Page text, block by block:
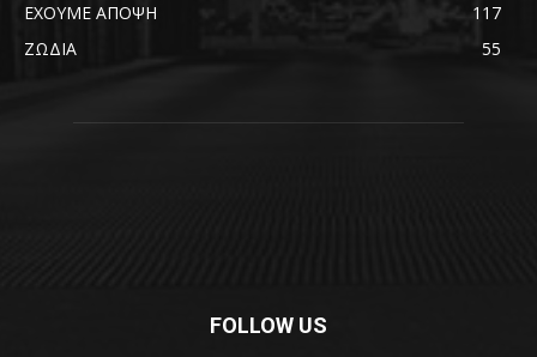
ΕΧΟΥΜΕ ΑΠΟΨΗ
117
ΖΩΔΙΑ
55
FOLLOW US